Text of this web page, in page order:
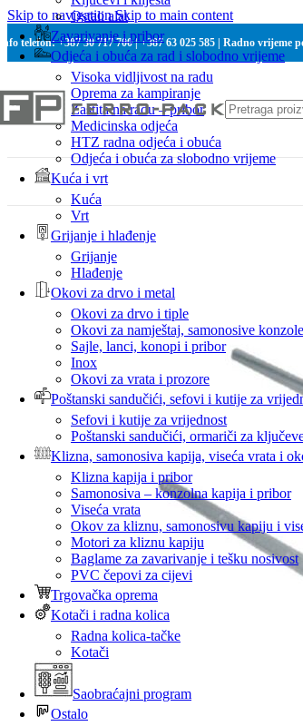
Skip to navigationSkip to main content
telefon: +387 30 717 700 | +387 63 025 585 | Radno vrijeme
Ostali alat
Zavarivanje i pribor
Odjeća i obuća za rad i slobodno vrijeme
Visoka vidljivost na radu
Oprema za kampiranje
Zaštita na radu – pribor
Medicinska odjeća
HTZ radna odjeća i obuća
Odjeća i obuća za slobodno vrijeme
Kuća i vrt
Kuća
Vrt
Grijanje i hlađenje
Grijanje
Hlađenje
Okovi za drvo i metal
Okovi za drvo i tiple
Okovi za namještaj, samonosive
Sajle, lanci, konopi i pribor
Inox
Okovi za vrata i prozore
Poštanski sandučići, sefovi i kutije za
Sefovi i kutije za vrijednost
Poštanski sandučići, ormariči za
Klizna, samonosiva kapija, viseća vrata i
Klizna kapija i pribor
Samonosiva – konzolna kapija i pribor
Viseća vrata
Okov za kliznu, samonosivu kapiju i
Motori za kliznu kapiju
Baglame za zavarivanje i tešku nosivost
PVC čepovi za cijevi
Trgovačka oprema
Kotači i radna kolica
Radna kolica-tačke
Kotači
Saobraćajni program
Ostalo